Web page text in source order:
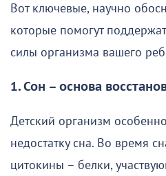
Вот ключевые, научно
которые помогут
силы организма вашего
1. Сон – основа
Детский организм
недостатку сна. Во время
цитокины – белки,